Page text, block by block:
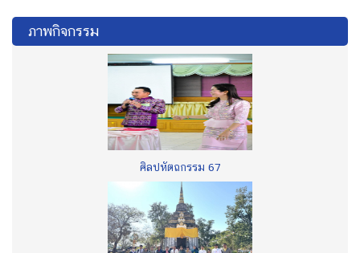
ภาพกิจกรรม
ศิลปหัตถกรรม 67